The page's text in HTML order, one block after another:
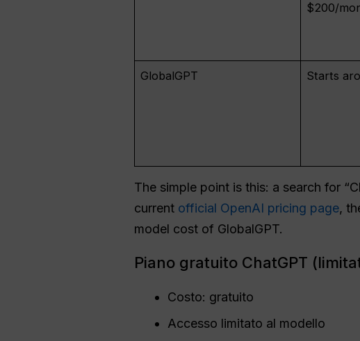
$200/
GlobalGPT Starts
The simple point is this: a search for
current official OpenAI pricing page,
model cost of GlobalGPT.
Piano gratuito ChatGPT
Costo: gratuito
Accesso limitato al modello